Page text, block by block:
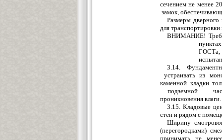
сечением не менее
замок,
Размеры
для транспортировки
ВНИМАНИЕ!
ГОСТа,
3.14.
устраивать из
каменной кладки
подземной
проникновения влаги.
3.15.Кладовые це
стен и рядом с пом
Ширину
(перегородками)
принимать не